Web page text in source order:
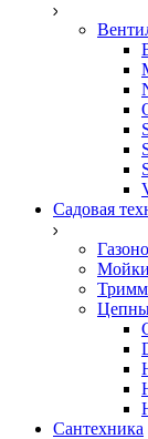
Садовая
Мойки
Сантехника